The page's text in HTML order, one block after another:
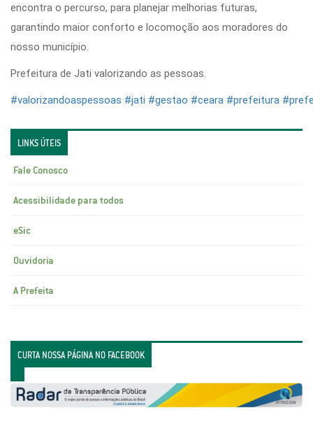
encontra o percurso, para planejar melhorias futuras,
garantindo maior conforto e locomoção aos moradores do
nosso município.
Prefeitura de Jati valorizando as pessoas.
#valorizandoaspessoas #jati #gestao #ceara #prefeitura
LINKS ÚTEIS
Fale Conosco
Acessibilidade para todos
eSic
Ouvidoria
A Prefeita
CURTA NOSSA PÁGINA NO FACEBOOK